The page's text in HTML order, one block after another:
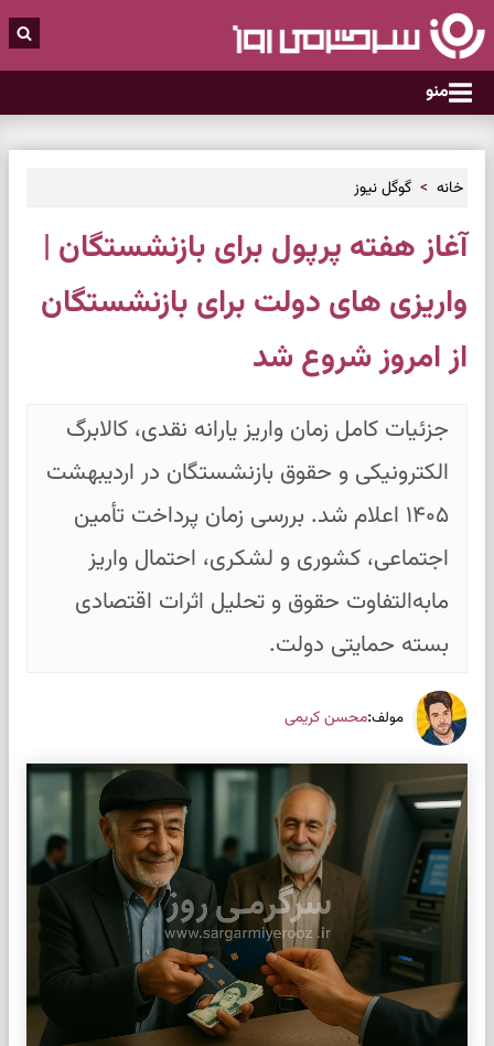
منو
خانه گوگل نیوز
آغاز هفته پرپول برای بازنشستگان |
واریزی های دولت برای بازنشستگان
از امروز شروع شد
جزئیات کامل زمان واریز یارانه نقدی، کالابرگ
الکترونیکی و حقوق بازنشستگان در اردیبهشت
۱۴۰۵ اعلام شد. بررسی زمان پرداخت تأمین
اجتماعی، کشوری و لشکری، احتمال واریز
مابه‌التفاوت حقوق و تحلیل اثرات اقتصادی
بسته حمایتی دولت.
مولف:محسن کریمی